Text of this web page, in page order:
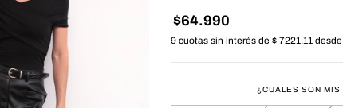
$64.990
9 cuotas sin interés de $ 7221,11
¿CUALES SON MIS